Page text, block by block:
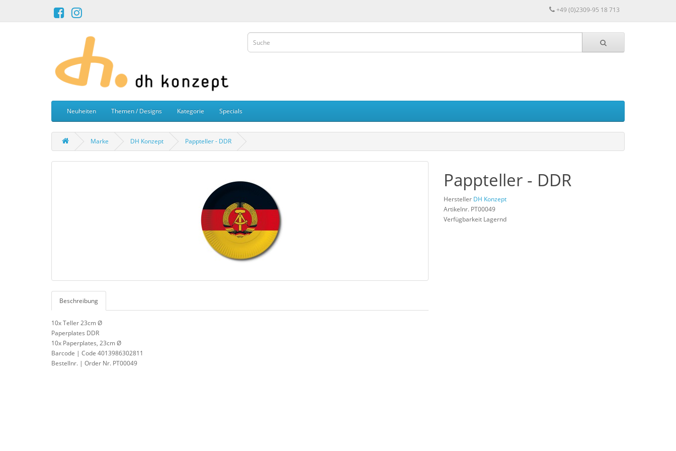
+49 (0)2309-95 18 713
Neuheiten Themen / Designs Kategorie Specials
Marke DH Konzept Pappteller - DDR
Beschreibung
10x Teller 23cm Ø
Paperplates DDR
10x Paperplates, 23cm Ø
Barcode | Code 4013986302811
Bestellnr. | Order Nr. PT00049
Pappteller - DDR
Hersteller DH Konzept
Artikelnr. PT00049
Verfügbarkeit Lagernd